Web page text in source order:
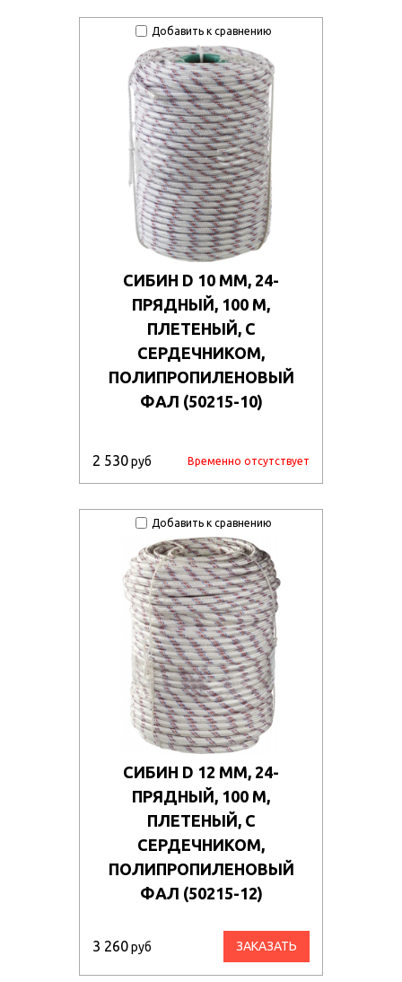
Добавить к сравнению
СИБИН D 10 ММ, 24-
ПРЯДНЫЙ, 100 М,
ПЛЕТЕНЫЙ, С
СЕРДЕЧНИКОМ,
ПОЛИПРОПИЛЕНОВЫЙ
ФАЛ (50215-10)
2 530руб Временно отсутствует
Добавить к сравнению
СИБИН D 12 ММ, 24-
ПРЯДНЫЙ, 100 М,
ПЛЕТЕНЫЙ, С
СЕРДЕЧНИКОМ,
ПОЛИПРОПИЛЕНОВЫЙ
ФАЛ (50215-12)
3 260руб ЗАКАЗАТЬ